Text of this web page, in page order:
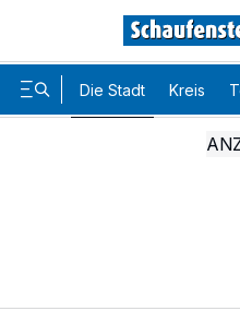
Die Stadt Kreis